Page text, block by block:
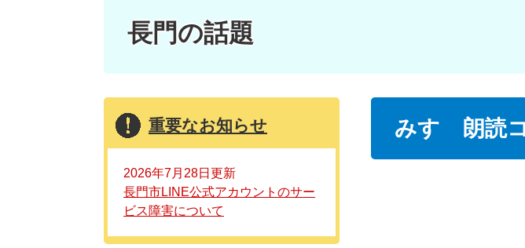
長門の話題
みすゞ朗読
重要なお知らせ
2026年7月28日更新
長門市LINE公式アカウントのサー
ビス障害について